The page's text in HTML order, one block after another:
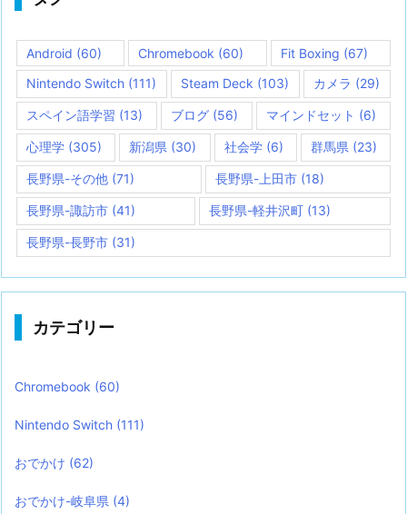
Android (60) Chromebook (60) Fit Boxing (67)
Nintendo Switch (111) Steam Deck (103) カメラ (29)
スペイン語学習 (13) ブログ (56) マインドセット (6)
心理学 (305) 新潟県 (30) 社会学(6) 群馬県 (23)
長野県-その他 (71) 長野県-上田市(18)
長野県-諏訪市 (41) 長野県-軽井沢町 (13)
長野県-長野市 (31)
カテゴリー
Chromebook (60)
Nintendo Switch (111)
おでかけ (62)
おでかけ-岐阜県 (4)